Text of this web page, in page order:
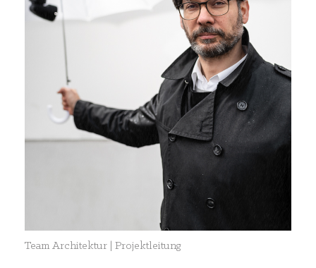
Team Architektur | Projektleitung